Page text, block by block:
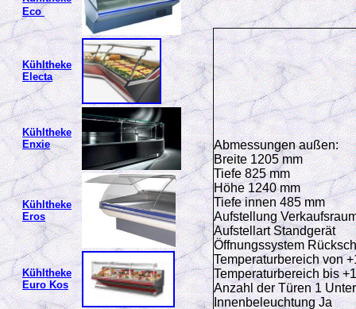
Eco
Kühltheke
Electa
Kühltheke
Enxie
Kühltheke
Eros
Kühltheke
Euro Kos
Abmessungen außen:
Breite 1205 mm
Tiefe 825 mm
Höhe 1240 mm
Tiefe innen 485 mm
Aufstellung
Aufstellart Standgerät
Öffnungssystem
Temperaturbereich von
Temperaturbereich bis
Anzahl der Türen 1
Innenbeleuchtung Ja